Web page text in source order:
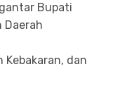
Bupati
Daerah
dan